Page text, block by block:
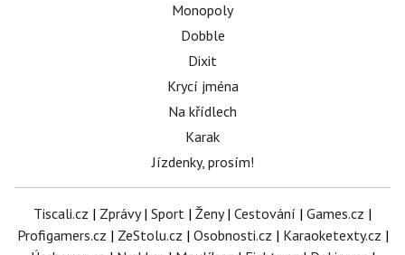
Monopoly
Dobble
Dixit
Krycí jména
Na křídlech
Karak
Jízdenky, prosím!
Tiscali.cz | Zprávy| Sport | Ženy| Cestování | Games.cz |
Profigamers.cz | ZeStolu.cz | Osobnosti.cz | Karaoketexty.cz |